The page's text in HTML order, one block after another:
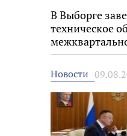
В Выборге
техническое
Новости